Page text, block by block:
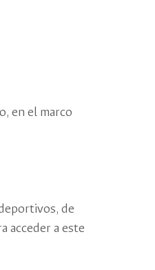
en el marco
de
acceder a este